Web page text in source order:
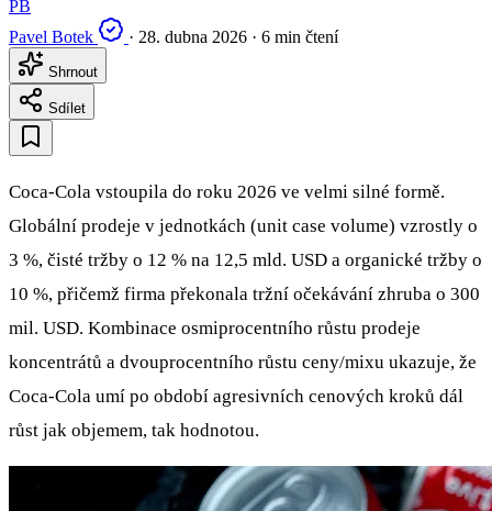
PB
Pavel Botek
· 28. dubna 2026 · 6 min čtení
Shrnout
Sdílet
Coca-Cola vstoupila do roku 2026 ve velmi silné formě.
Globální prodeje v jednotkách (unit case volume) vzrostly o
3 %, čisté tržby o 12 % na 12,5 mld. USD a organické tržby o
10 %, přičemž firma překonala tržní očekávání zhruba o 300
mil. USD. Kombinace osmiprocentního růstu prodeje
koncentrátů a dvouprocentního růstu ceny/mixu ukazuje, že
Coca-Cola umí po období agresivních cenových kroků dál
růst jak objemem, tak hodnotou.